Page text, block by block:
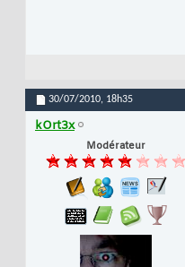
30/07/2010, 18h35
kOrt3x
Modérateur